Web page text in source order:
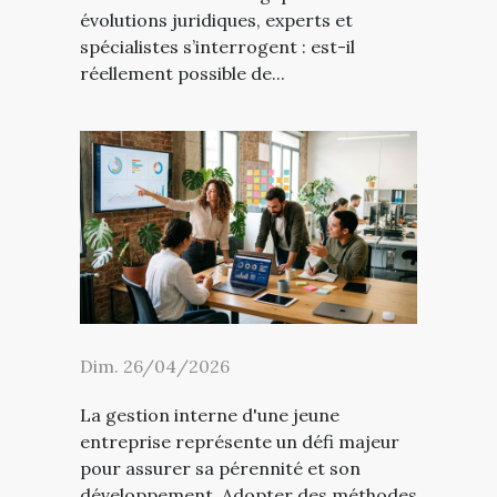
évolutions juridiques, experts et
spécialistes s’interrogent : est-il
réellement possible de...
Dim. 26/04/2026
La gestion interne d'une jeune
entreprise représente un défi majeur
pour assurer sa pérennité et son